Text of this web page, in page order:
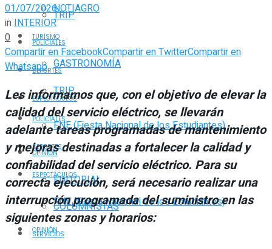
TRIP
POLICIALES
DEPORTES
ESPECTÁCULOS
FNE (Fiesta Nacional de los Estudiantes)
OPINIÓN
EDITORIAL
COLUMNISTAS
SERVICIOS
NOTIAGRO
TURISMO
GASTRONOMÍA
TRIP
POLICIALES
DEPORTES
ESPECTÁCULOS
FNE (Fiesta Nacional de los Estudiantes)
OPINIÓN
01/07/2026
inINTERIOR
0
Compartir en FacebookCompartir en TwitterCompartir en
Whatsapp
Les informamos que, con el objetivo de elevar la
calidad del servicio eléctrico, se llevarán
adelante tareas programadas de mantenimiento
y mejoras destinadas a fortalecer la calidad y
confiabilidad del servicio eléctrico. Para su
correcta ejecución, será necesario realizar una
interrupción programada del suministro en las
siguientes zonas y horarios: